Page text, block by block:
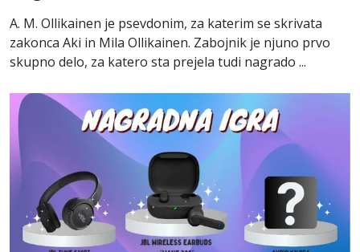
A. M. Ollikainen je psevdonim, za katerim se skrivata
zakonca Aki in Mila Ollikainen. Zabojnik je njuno prvo
skupno delo, za katero sta prejela tudi nagrado ...